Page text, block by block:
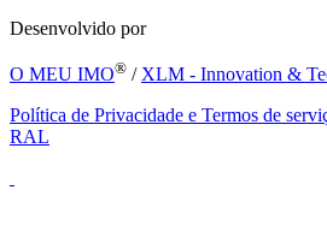
Desenvolvido por
O MEU IMO® /XLM - Innovation &
Política de Privacidade e Termos de
RAL